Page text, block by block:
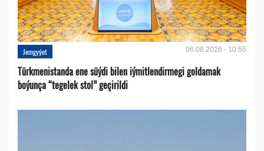
Jemgyýet 06.08.2026 - 10:55
Türkmenistanda ene süýdi bilen iýmitlendirmegi goldamak
boýunça “tegelek stol” geçirildi